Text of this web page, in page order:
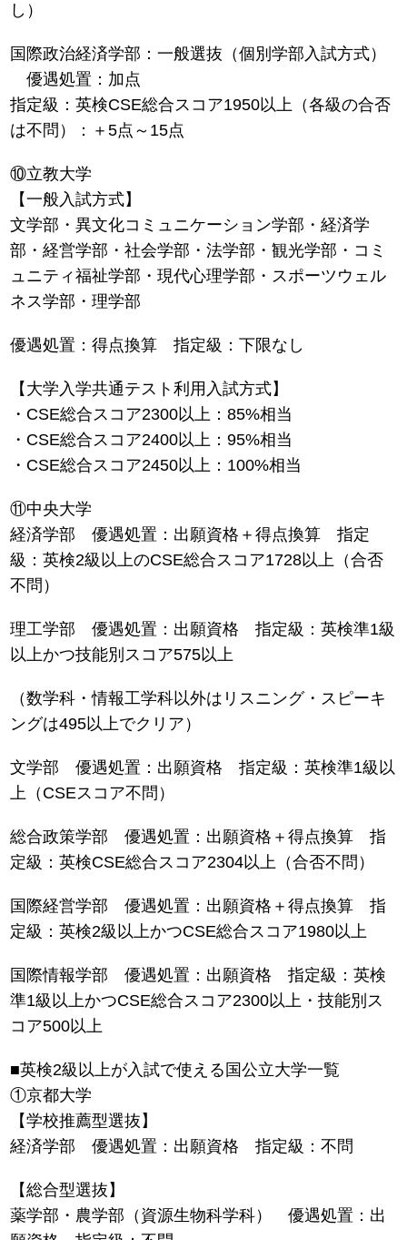
し）
国際政治経済学部：一般選抜（個別学部入試方式）
優遇処置：加点
指定級：英検CSE総合スコア1950以上（各級の合否
は不問）：＋5点～15点
⑩立教大学
【一般入試方式】
文学部・異文化コミュニケーション学部・経済学
部・経営学部・社会学部・法学部・観光学部・コミ
ュニティ福祉学部・現代心理学部・スポーツウェル
ネス学部・理学部
優遇処置：得点換算 指定級：下限なし
【大学入学共通テスト利用入試方式】
・CSE総合スコア2300以上：85%相当
・CSE総合スコア2400以上：95%相当
・CSE総合スコア2450以上：100%相当
⑪中央大学
経済学部 優遇処置：出願資格＋得点換算 指定
級：英検2級以上のCSE総合スコア1728以上（合否
不問）
理工学部 優遇処置：出願資格 指定級：英検準1級
以上かつ技能別スコア575以上
（数学科・情報工学科以外はリスニング・スピーキ
ングは495以上でクリア）
文学部 優遇処置：出願資格 指定級：英検準1級以
上（CSEスコア不問）
総合政策学部 優遇処置：出願資格＋得点換算 指
定級：英検CSE総合スコア2304以上（合否不問）
国際経営学部 優遇処置：出願資格＋得点換算 指
定級：英検2級以上かつCSE総合スコア1980以上
国際情報学部 優遇処置：出願資格 指定級：英検
準1級以上かつCSE総合スコア2300以上・技能別ス
コア500以上
■英検2級以上が入試で使える国公立大学一覧
①京都大学
【学校推薦型選抜】
経済学部 優遇処置：出願資格 指定級：不問
【総合型選抜】
薬学部・農学部（資源生物科学科） 優遇処置：出